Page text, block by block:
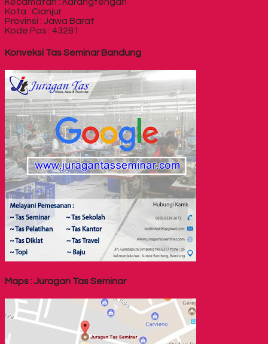
Kota : Cianjur
Provinsi : Jawa Barat
Kode Pos : 43281
Konveksi Tas Seminar Bandung
Maps : Juragan Tas Seminar